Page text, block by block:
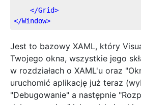
</Grid>
</Window>
Jest to bazowy XAML, który
Twojego okna, wszystkie jego
w rozdziałach o XAML'u oraz
uruchomić aplikację już teraz
"Debugowanie" a następnie